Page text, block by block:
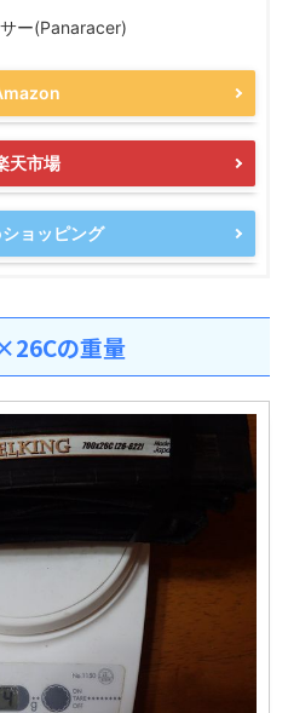
ー(Panaracer)
天市場
ョッピング
の重量